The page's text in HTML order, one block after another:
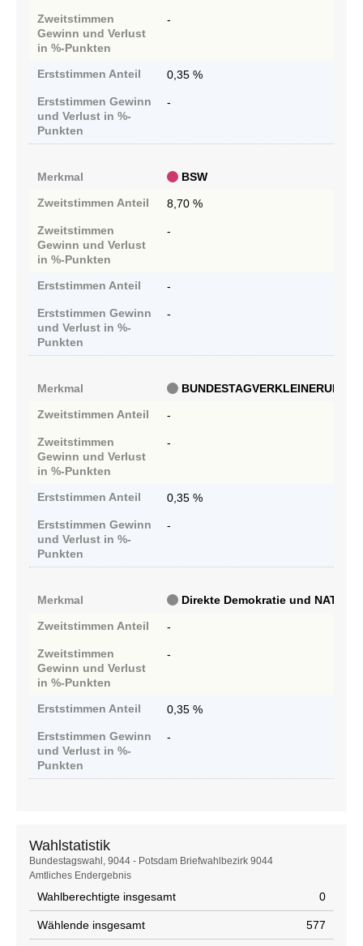
Zweitstimmen
Gewinn und Verlust
in %-Punkten
-
Erststimmen Anteil 0,35 %
Erststimmen Gewinn
und Verlust in %-
Punkten
-
Merkmal
BSW
Zweitstimmen Anteil 8,70 %
Zweitstimmen
Gewinn und Verlust
in %-Punkten
-
Erststimmen Anteil -
Erststimmen Gewinn
und Verlust in %-
Punkten
-
Merkmal
BUNDESTAGVERKLEINERUNG
Zweitstimmen Anteil -
Zweitstimmen
Gewinn und Verlust
in %-Punkten
-
Erststimmen Anteil 0,35 %
Erststimmen Gewinn
und Verlust in %-
Punkten
-
Merkmal
Direkte Demokratie und NATO-
Zweitstimmen Anteil -
Zweitstimmen
Gewinn und Verlust
in %-Punkten
-
Erststimmen Anteil 0,35 %
Erststimmen Gewinn
und Verlust in %-
Punkten
-
Wahlstatistik
Wahlstatistik
Bundestagswahl, 9044 - Potsdam Briefwahlbezirk 9044
Amtliches Endergebnis
Wahlberechtigte insgesamt 0
Wählende insgesamt 577